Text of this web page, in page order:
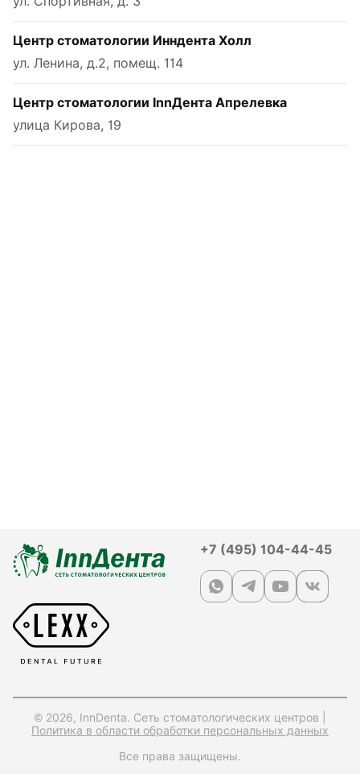
Центр стоматологии Инндента Холл
ул. Ленина, д.2, помещ. 114
Центр стоматологии InnДента Апрелевка
улица Кирова, 19
+7 (495) 104-44-45
© 2026, InnDenta. Сеть стоматологических центров |
Политика в области обработки персональных данных
Все права защищены.